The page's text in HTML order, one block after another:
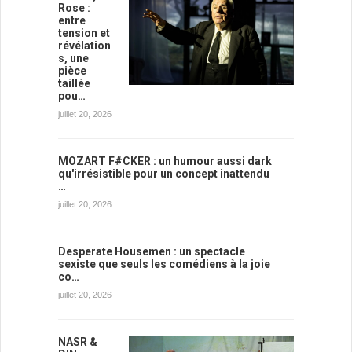
Rose :
entre
tension et
révélation
s, une
pièce
taillée
pou…
juillet 20, 2026
MOZART F#CKER : un humour aussi dark
qu'irrésistible pour un concept inattendu
…
juillet 20, 2026
Desperate Housemen : un spectacle
sexiste que seuls les comédiens à la joie
co…
juillet 20, 2026
NASR &